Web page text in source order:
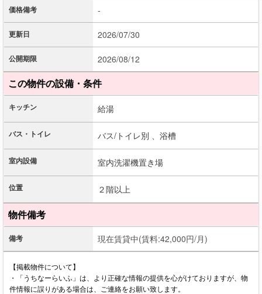
価格備考 -
更新日 2026/07/30
公開期限 2026/08/12
この物件の設備・条件
キッチン 給湯
バス・トイレ バス/トイレ別 、 浴槽
室内設備 室内洗濯機置き場
位置 ２階以上
物件備考
備考 現在賃貸中(賃料:42,000円/月)
【掲載物件について】
・「うちなーらいふ」は、より正確な情報の提供を心がけておりますが、物
件情報に誤りがある場合は、ご連絡をお願い致します。